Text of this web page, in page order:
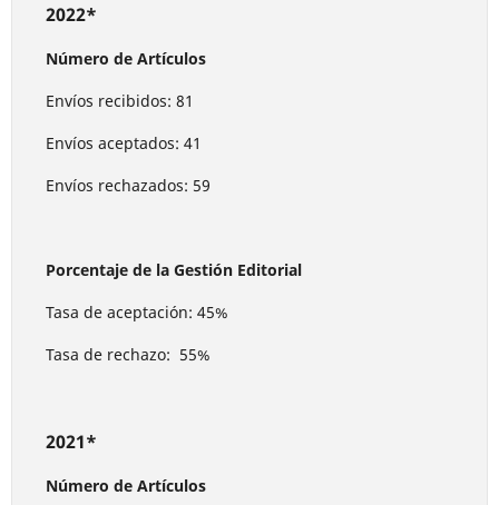
2022*
Número de Artículos
Envíos recibidos: 81
Envíos aceptados: 41
Envíos rechazados: 59
Porcentaje de la Gestión Editorial
Tasa de aceptación: 45%
Tasa de rechazo: 55%
2021*
Número de Artículos